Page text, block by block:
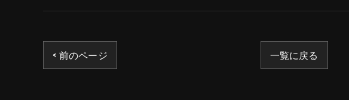
< 前のページ 一覧に戻る